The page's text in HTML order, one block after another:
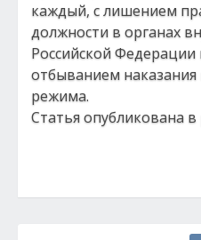
каждый, с лишением
должности в органах
Российской Федерации
отбыванием
режима.
Статья опубликована в